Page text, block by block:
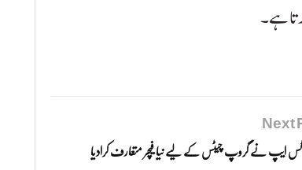
ہے۔
Next
ایپ نے گروپ چیٹس کے لیے نیا فیچر متعارف کرادیا